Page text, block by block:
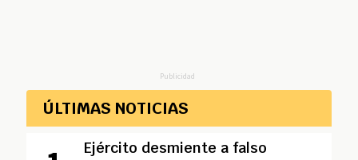
Publicidad
ÚLTIMAS NOTICIAS
Ejército desmiente a falso